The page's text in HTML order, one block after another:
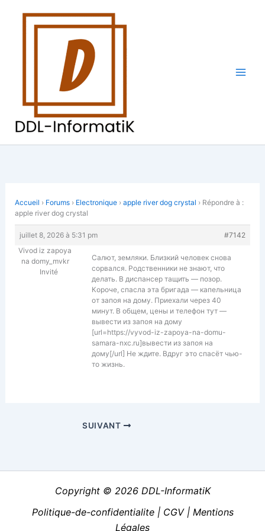
Accueil › Forums › Electronique › apple river dog crystal › Répondre à :
apple river dog crystal
juillet 8, 2026 à 5:31 pm
#7142
Vivod iz zapoya
na domy_mvkr
Invité
Салют, земляки. Близкий человек снова
сорвался. Родственники не знают, что
делать. В диспансер тащить — позор.
Короче, спасла эта бригада — капельница
от запоя на дому. Приехали через 40
минут. В общем, цены и телефон тут —
вывести из запоя на дому
[url=https://vyvod-iz-zapoya-na-domu-
samara-nxc.ru]вывести из запоя на
дому[/url] Не ждите. Вдруг это спасёт чью-
то жизнь.
SUIVANT
Copyright © 2026 DDL-InformatiK
Politique-de-confidentialite | CGV | Mentions
Légales